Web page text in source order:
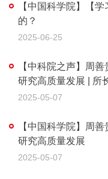
【中国科学院】【
的？
2025-06-25
【中科院之声】周
研究高质量发展 | 所
2025-05-07
【中国科学院】周
研究高质量发展
2025-05-07